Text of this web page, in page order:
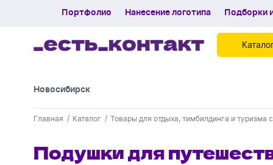
Портфолио Нанесение логотипа Подборки
Новосибирск
Каталог
Портфолио
Главная Каталог Товары для отдыха, тимбилдинга и туризма
Подушки для